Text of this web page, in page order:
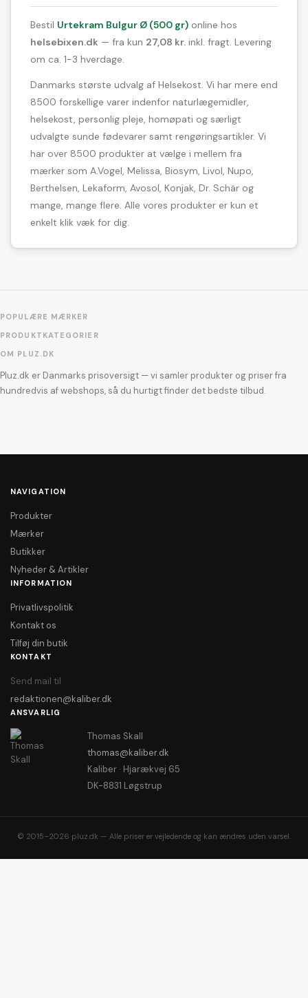
Bestil Urtekram Bulgur Ø (500 gr) online hos
helsebixen.dk — fra kun 27,08 kr. inkl. fragt. Levering
om ca. 1-3 hverdage.
Danmarks største udvalg af Helsekost. Vi har mere end
8500 forskellige varer indenfor naturlægemidler,
helsekost, personlig pleje, homøpati og særligt
udvalgte sunde fødevarer samt rengøringsartikler. Vi
har over 8500 produkter at vælge i mellem fra
mærker som A.Vogel, Melissa, Biosym, Livol, Nupo,
Berthelsen, Lekaform, Avosol, Konjak, Dr. Schär og
mange, mange flere. Alle vores produkter er kun et
enkelt klik væk for dig.
POPULÆRE MÆRKER
PRODUKTKATEGORIER
OM PLUZ.DK
Pluz.dk er Danmarks prisoversigt — vi samler produkter og priser fra
hundredvis af webshops, så du hurtigt finder det bedste tilbud.
NAVIGATION
Produkter
Mærker
Butikker
Nyheder & Artikler
INFORMATION
Privatlivspolitik
Kontakt os
Tilføj din butik
KONTAKT
Send mail til
redaktionen@kaliber.dk
ANSVARLIG
Thomas Skall
thomas@kaliber.dk
Kaliber · Hjarækvej 65
DK-8831 Løgstrup
© 2015–2026 pluz.dk — Alle priser er vejledende og kan ændres uden varsel.